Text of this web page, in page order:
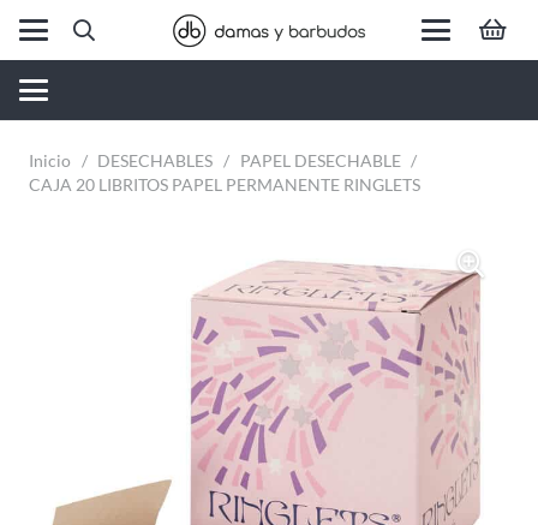
Inicio / DESECHABLES / PAPEL DESECHABLE /
CAJA 20 LIBRITOS PAPEL PERMANENTE RINGLETS